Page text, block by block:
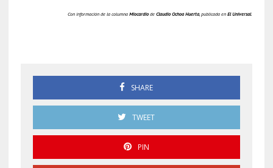
Con información de la columnaMiocardio deClaudio Ochoa Huerta, publicada enEl Universal.
SHARE
TWEET
PIN